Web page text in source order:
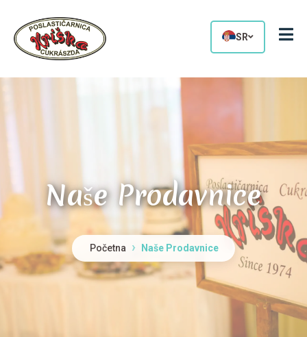
SR
Naše Prodavnice
Početna Naše Prodavnice